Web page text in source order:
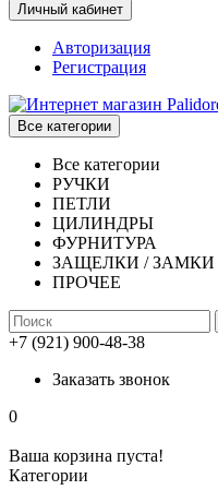
Личный кабинет
Авторизация
Регистрация
Все категории
Все категории
РУЧКИ
ПЕТЛИ
ЦИЛИНДРЫ
ФУРНИТУРА
ЗАЩЕЛКИ /
ПРОЧЕЕ
+7 (921) 900-48-38
Заказать звонок
0
Ваша корзина пуста!
Категории